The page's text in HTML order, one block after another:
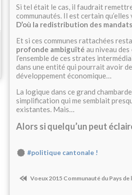
Si tel était le cas, il faudrait
communautés. Il est certain
D’où la redistribution des
Et si ces communes rattachées
profonde ambiguïté au niveau
l’ensemble de ces strates
dans une entité qui pourrait avoir
développement économique…
La logique dans ce grand
simplification qui me semblait
existantes. Mais…
Alors si quelqu’un peut
#politique cantonale !
Voeux 2015 Communauté du Pays de